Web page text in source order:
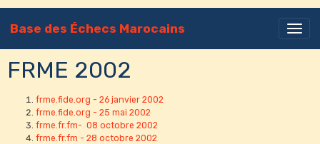
Base des Échecs Marocains
FRME 2002
frme.fide.org - 26 janvier 2002
frme.fide.org - 25 mai 2002
frme.fr.fm- 08 octobre 2002
frme.fr.fm - 28 octobre 2002